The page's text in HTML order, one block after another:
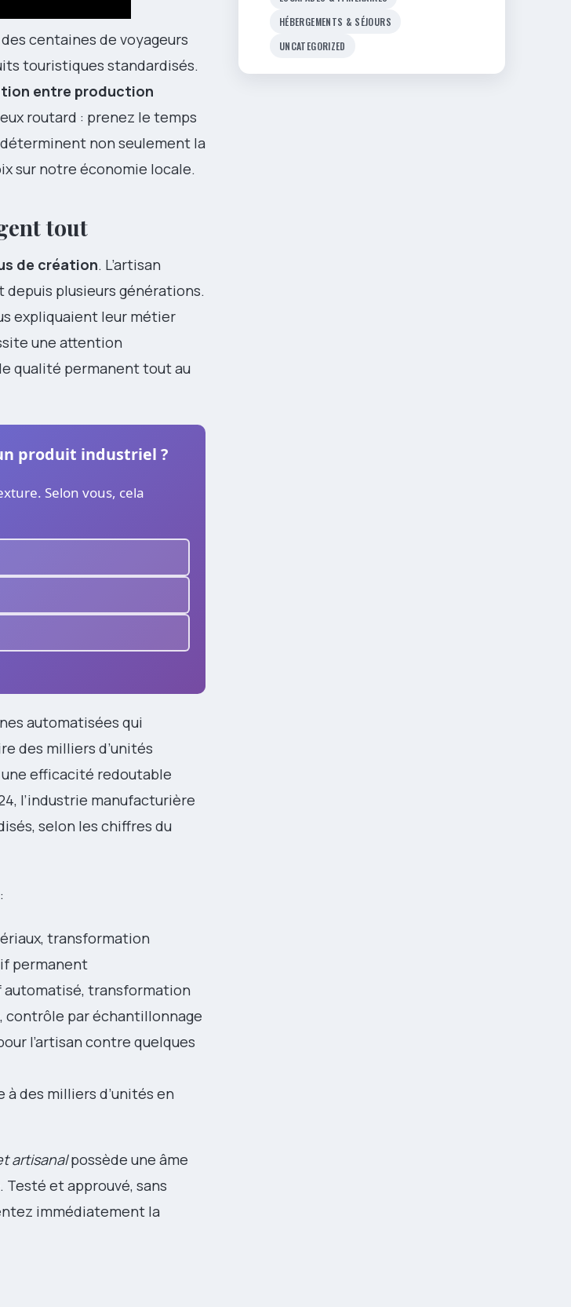
centaines de voyageurs
touristiques standardisés.
entre production
routard : prenez le temps
non seulement la
sur notre économie locale.
tout
de création. L’artisan
depuis plusieurs générations.
expliquaient leur métier
une attention
qualité permanent tout au
produit industriel ?
Selon vous, cela
automatisées qui
des milliers d’unités
efficacité redoutable
l’industrie manufacturière
selon les chiffres du
transformation
permanent
transformation
contrôle par échantillonnage
l’artisan contre quelques
des milliers d’unités en
artisanalpossède une âme
Testé et approuvé, sans
immédiatement la
HÉBERGEMENTS & SÉJOURS
UNCATEGORIZED